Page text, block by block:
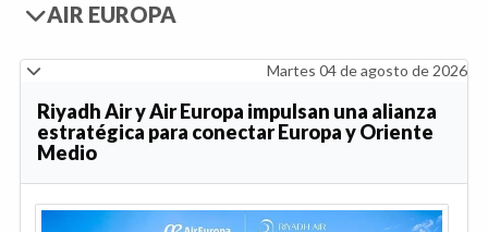
AIR EUROPA
Martes 04 de agosto de 2026
Riyadh Air y Air Europa impulsan una alianza
estratégica para conectar Europa y Oriente
Medio